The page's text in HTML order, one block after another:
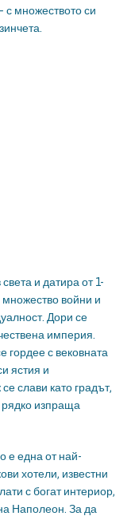
с множеството си
и датира от 1-
множество войни и
Дори се
империя.
гордее с вековната
ястия и
слави като градът,
рядко изпраща
е една от най-
хотели, известни
с богат интериор,
Наполеон. За да